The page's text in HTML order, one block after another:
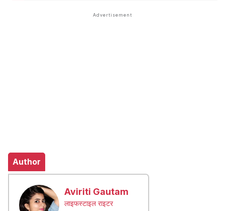
Author
Aviriti Gautam
लाइफस्टाइल राइटर